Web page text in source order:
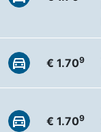
€ 1.709
€ 1.709